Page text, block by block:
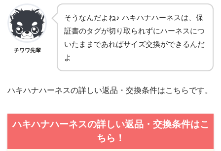
チワワ先輩
そうなんだよね♪ ハキハナハーネスは、保
証書のタグが切り取られずにハーネスにつ
いたままであればサイズ交換ができるんだ
よ
ハキハナハーネスの詳しい返品・交換条件はこちらです。
ハキハナハーネスの詳しい返品・交換条件はこ
ちら！